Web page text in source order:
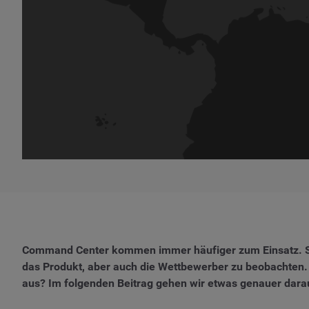
Command Center kommen immer häufiger zum Einsatz.
das Produkt, aber auch die Wettbewerber zu
aus? Im folgenden Beitrag gehen wir etwas genauer